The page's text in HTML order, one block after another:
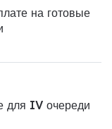
на готовые
для IV очереди